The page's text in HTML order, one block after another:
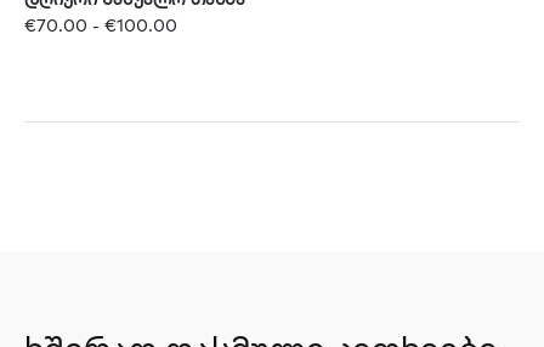
€70.00 - €100.00